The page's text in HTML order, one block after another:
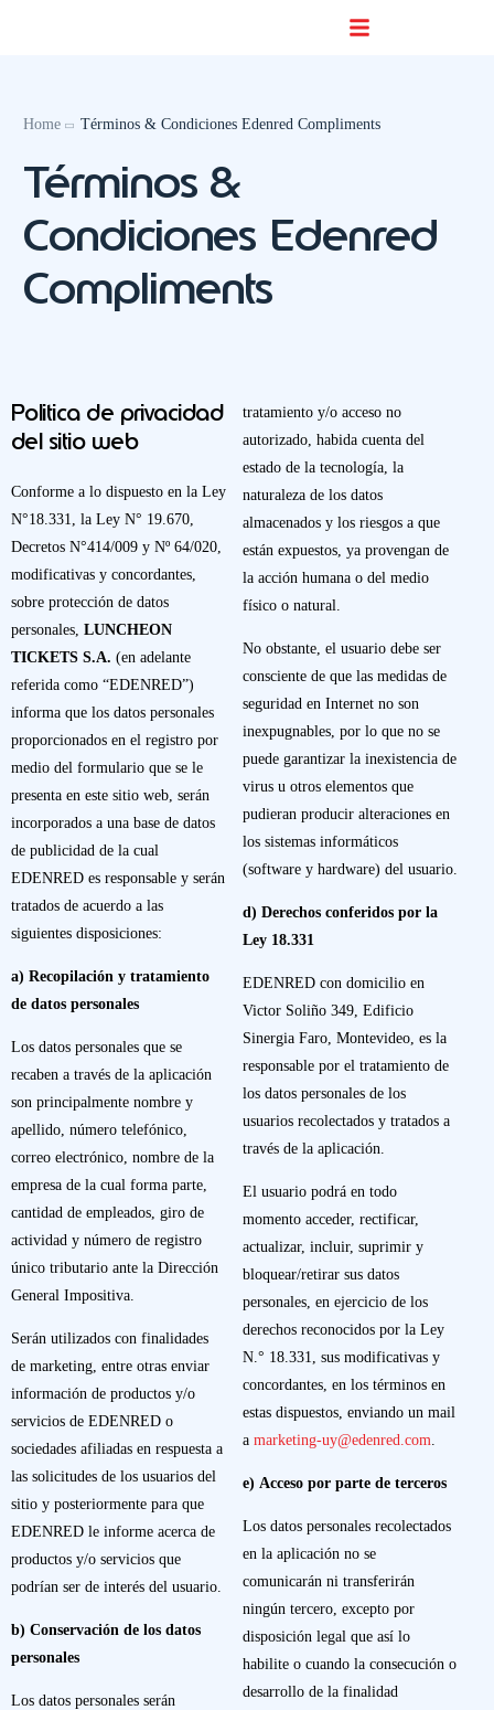
Home Términos & Condiciones Edenred Compliments
Términos &
Condiciones Edenred
Compliments
Politica de privacidad
del sitio web
Conforme a lo dispuesto en la Ley
N°18.331, la Ley N° 19.670,
Decretos N°414/009 y Nº 64/020,
modificativas y concordantes,
sobre protección de datos
personales, LUNCHEON
TICKETS S.A. (en adelante
referida como “EDENRED”)
informa que los datos personales
proporcionados en el registro por
medio del formulario que se le
presenta en este sitio web, serán
incorporados a una base de datos
de publicidad de la cual
EDENRED es responsable y serán
tratados de acuerdo a las
siguientes disposiciones:
a) Recopilación y tratamiento
de datos personales
Los datos personales que se
recaben a través de la aplicación
son principalmente nombre y
apellido, número telefónico,
correo electrónico, nombre de la
empresa de la cual forma parte,
cantidad de empleados, giro de
actividad y número de registro
único tributario ante la Dirección
General Impositiva.
Serán utilizados con finalidades
de marketing, entre otras enviar
información de productos y/o
servicios de EDENRED o
sociedades afiliadas en respuesta a
las solicitudes de los usuarios del
sitio y posteriormente para que
EDENRED le informe acerca de
productos y/o servicios que
podrían ser de interés del usuario.
b) Conservación de los datos
personales
Los datos personales serán
tratamiento y/o acceso no
autorizado, habida cuenta del
estado de la tecnología, la
naturaleza de los datos
almacenados y los riesgos a que
están expuestos, ya provengan de
la acción humana o del medio
físico o natural.
No obstante, el usuario debe ser
consciente de que las medidas de
seguridad en Internet no son
inexpugnables, por lo que no se
puede garantizar la inexistencia de
virus u otros elementos que
pudieran producir alteraciones en
los sistemas informáticos
(software y hardware) del usuario.
d) Derechos conferidos por la
Ley 18.331
EDENRED con domicilio en
Victor Soliño 349, Edificio
Sinergia Faro, Montevideo, es la
responsable por el tratamiento de
los datos personales de los
usuarios recolectados y tratados a
través de la aplicación.
El usuario podrá en todo
momento acceder, rectificar,
actualizar, incluir, suprimir y
bloquear/retirar sus datos
personales, en ejercicio de los
derechos reconocidos por la Ley
N.° 18.331, sus modificativas y
concordantes, en los términos en
estas dispuestos, enviando un mail
a marketing-uy@edenred.com.
e) Acceso por parte de terceros
Los datos personales recolectados
en la aplicación no se
comunicarán ni transferirán
ningún tercero, excepto por
disposición legal que así lo
habilite o cuando la consecución o
desarrollo de la finalidad